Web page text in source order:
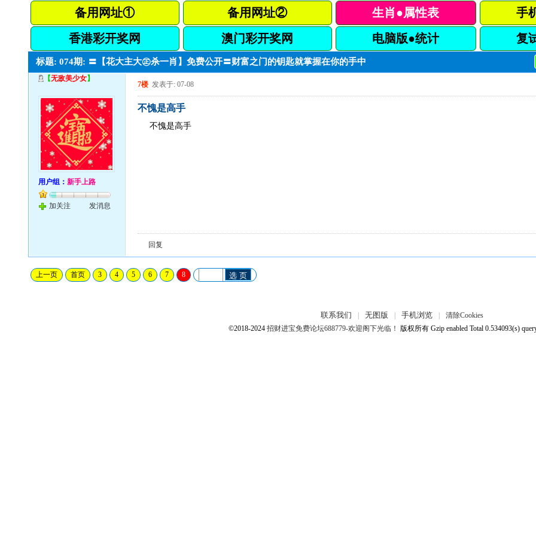
备用网址① 备用网址② 生肖●属性表 手
香港彩开奖网
澳门彩开奖网 电脑版●统计 复
标题: 074期: 〓【花大主大㊣杀一肖】免费公开〓财富之门的钥匙就掌握在你的手中
【无敌美少女】
用户组：新手上路
加关注 发消息
7楼 发表于: 07-08
不愧是高手
不愧是高手
回复
上一页 首页 3 4 5 6 7 8 选 页
联系我们 无图版 手机浏览
清除Cookies
©2018-2024 招财进宝免费论坛688779-欢迎阁下光临！ 版权所有 Gzip enabled Total 0.534093(s)